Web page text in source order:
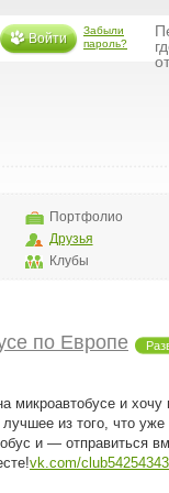
Войти
Забыли
пароль?
Портфолио
Друзья
Клубы
по Европе
микроавтобусе и
лучшее из того, что
и — отправиться
vk.com/club54254343